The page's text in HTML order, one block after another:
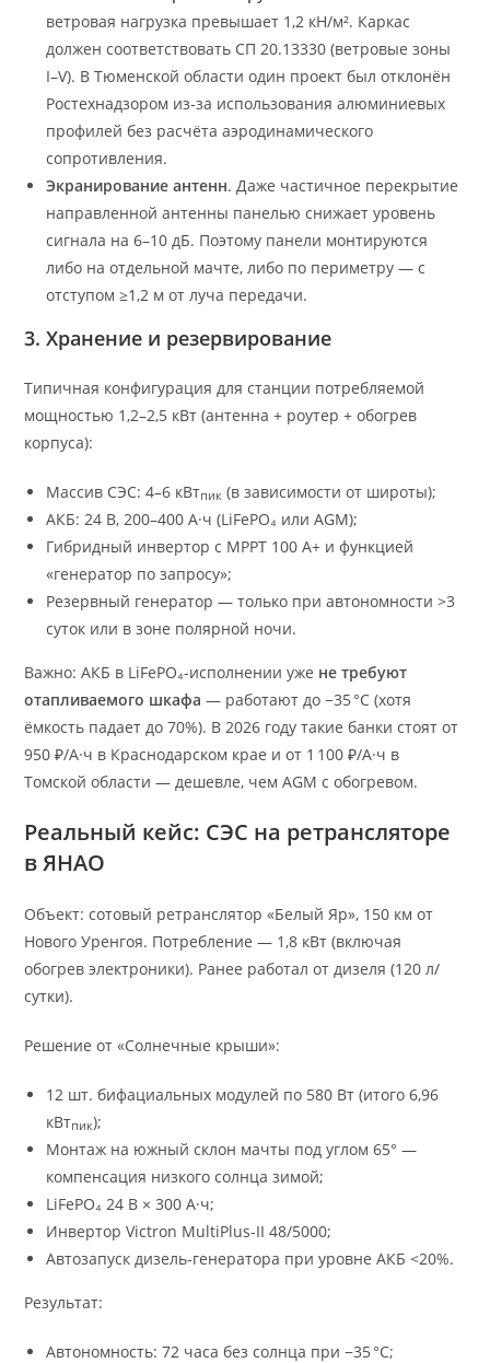
ветровая нагрузка превышает 1,2 кН/м². Каркас
должен соответствовать СП 20.13330 (ветровые зоны
I–V). В Тюменской области один проект был отклонён
Ростехнадзором из-за использования алюминиевых
профилей без расчёта аэродинамического
сопротивления.
Экранирование антенн. Даже частичное перекрытие
направленной антенны панелью снижает уровень
сигнала на 6–10 дБ. Поэтому панели монтируются
либо на отдельной мачте, либо по периметру — с
отступом ≥1,2 м от луча передачи.
3. Хранение и резервирование
Типичная конфигурация для станции потребляемой
мощностью 1,2–2,5 кВт (антенна + роутер + обогрев
корпуса):
Массив СЭС: 4–6 кВтпик (в зависимости от широты);
АКБ: 24 В, 200–400 А·ч (LiFePO₄ или AGM);
Гибридный инвертор с MPPT 100 А+ и функцией
«генератор по запросу»;
Резервный генератор — только при автономности >3
суток или в зоне полярной ночи.
Важно: АКБ в LiFePO₄-исполнении уже не требуют
отапливаемого шкафа — работают до −35 °C (хотя
ёмкость падает до 70%). В 2026 году такие банки стоят от
950 ₽/А·ч в Краснодарском крае и от 1 100 ₽/А·ч в
Томской области — дешевле, чем AGM с обогревом.
Реальный кейс: СЭС на ретрансляторе
в ЯНАО
Объект: сотовый ретранслятор «Белый Яр», 150 км от
Нового Уренгоя. Потребление — 1,8 кВт (включая
обогрев электроники). Ранее работал от дизеля (120 л/
сутки).
Решение от «Солнечные крыши»:
12 шт. бифациальных модулей по 580 Вт (итого 6,96
кВтпик);
Монтаж на южный склон мачты под углом 65° —
компенсация низкого солнца зимой;
LiFePO₄ 24 В × 300 А·ч;
Инвертор Victron MultiPlus-II 48/5000;
Автозапуск дизель-генератора при уровне АКБ <20%.
Результат:
Автономность: 72 часа без солнца при −35 °C;